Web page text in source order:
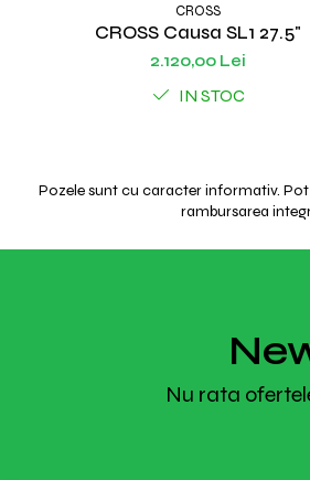
CROSS
CROSS Causa SL1 27.5"
2.120,00 Lei
IN STOC
Pozele sunt cu caracter informativ.
rambursarea
Nu rata